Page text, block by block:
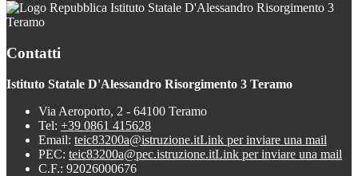
Istituto Statale D'Alessandro Risorgimento 3
Teramo
Contatti
Istituto Statale D'Alessandro Risorgimento 3 Teramo
Via Aeroporto, 2 - 64100 Teramo
Tel: +39 0861 415628
Email: teic83200a@istruzione.itLink per inviare una mail
PEC: teic83200a@pec.istruzione.itLink per inviare una mail
C.F.: 92026000676